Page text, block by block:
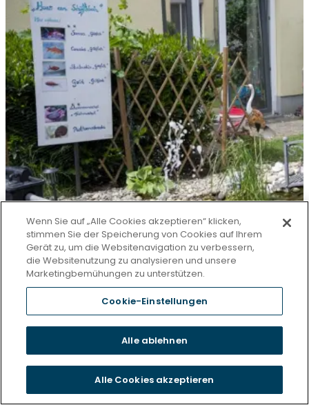
Wenn Sie auf „Alle Cookies akzeptieren“ klicken,
stimmen Sie der Speicherung von Cookies auf Ihrem
Gerät zu, um die Websitenavigation zu verbessern,
die Websitenutzung zu analysieren und unsere
Marketingbemühungen zu unterstützen.
Cookie-Einstellungen
Alle ablehnen
Alle Cookies akzeptieren